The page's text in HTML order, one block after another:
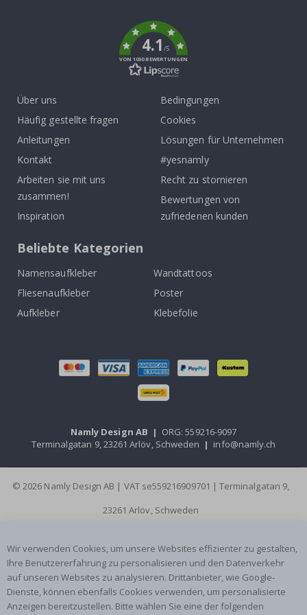
4.1/5
VON 1030 BEWERTUNGEN
Über uns
Häufig gestellte fragen
Anleitungen
Kontakt
Arbeiten sie mit uns
zusammen!
Inspiration
Bedingungen
Cookies
Lösungen für Unternehmen
#yesnamly
Recht zu stornieren
Bewertungen von
zufriedenen kunden
Beliebte Kategorien
Namensaufkleber
Wandtattoos
Fliesenaufkleber
Poster
Aufkleber
Klebefolie
Namly Design AB | ORG: 559216-9097
Terminalgatan 9, 23261 Arlöv, Schweden | info@namly.ch
© 2026 Namly Design AB | VAT se559216909701 | Terminalgatan 9,
23261 Arlöv, Schweden
Wir verwenden Cookies, um unsere Websites effizienter zu gestalten,
Ihre Benutzererfahrung zu personalisieren und den Datenverkehr
auf unseren Websites zu analysieren. Drittanbieter, wie Google-
Dienste, können ebenfalls Cookies verwenden, um personalisierte
Anzeigen bereitzustellen. Bitte wählen Sie eine der folgenden